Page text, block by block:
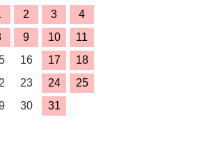
2 3
4
9 10
11
16 17
18
23 24
25
30 31